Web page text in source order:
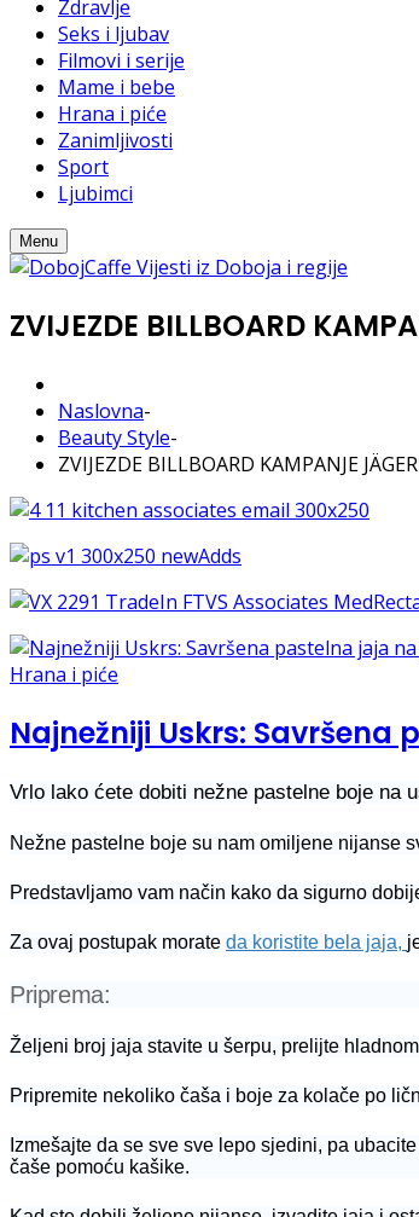
Zdravlje
Seks i ljubav
Filmovi i serije
Mame i bebe
Hrana i piće
Zanimljivosti
Sport
Ljubimci
Menu
ZVIJEZDE BILLBOARD
Naslovna-
Beauty Style-
ZVIJEZDE BILLBOARD KAMPANJE
Hrana i piće
Najnežniji Uskrs:
Vrlo lako ćete dobiti nežne pastelne boje na
Nežne pastelne boje su nam omiljene nijanse
Predstavljamo vam način kako da sigurno
Za ovaj postupak morate da koristite bela jaja,
Priprema:
Željeni broj jaja stavite u šerpu, prelijte
Pripremite nekoliko čaša i boje za kolače po
Izmešajte da se sve sve lepo sjedini, pa
čaše pomoću kašike.